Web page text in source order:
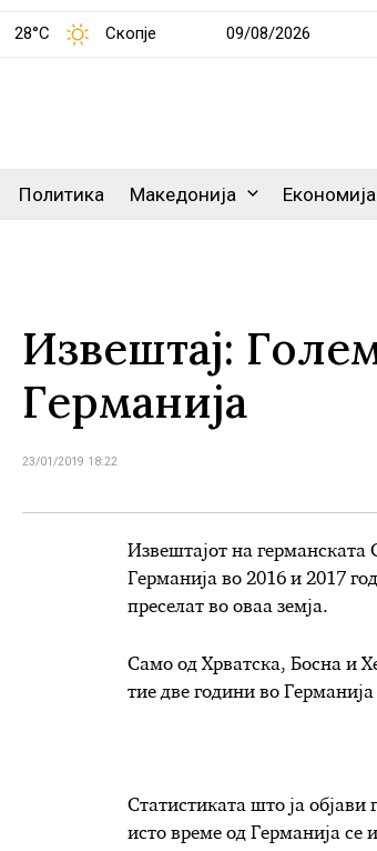
28°C Скопје 09/08/2026
Политика Македонија Економија
Извештај:
Германија
23/01/2019 18:22
Извештајот на
Германија во 2016 и 2017
преселат во оваа земја.
Само од Хрватска, Босна и
тие две години во
Статистиката што ја
исто време од Германија се